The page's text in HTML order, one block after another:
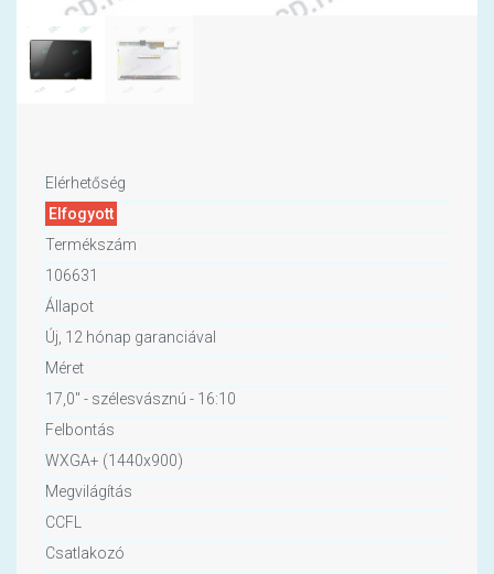
Elérhetőség
Elfogyott
Termékszám
106631
Állapot
Új, 12 hónap garanciával
Méret
17,0" - szélesvásznú - 16:10
Felbontás
WXGA+ (1440x900)
Megvilágítás
CCFL
Csatlakozó